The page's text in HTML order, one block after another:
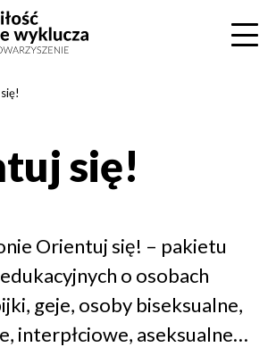
się!
Orientuj się! – pakietu
o osobach
geje, osoby biseksualne,
interpłciowe, aseksualne…